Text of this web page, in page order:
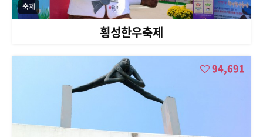
횡성한우축제
축제
94,691